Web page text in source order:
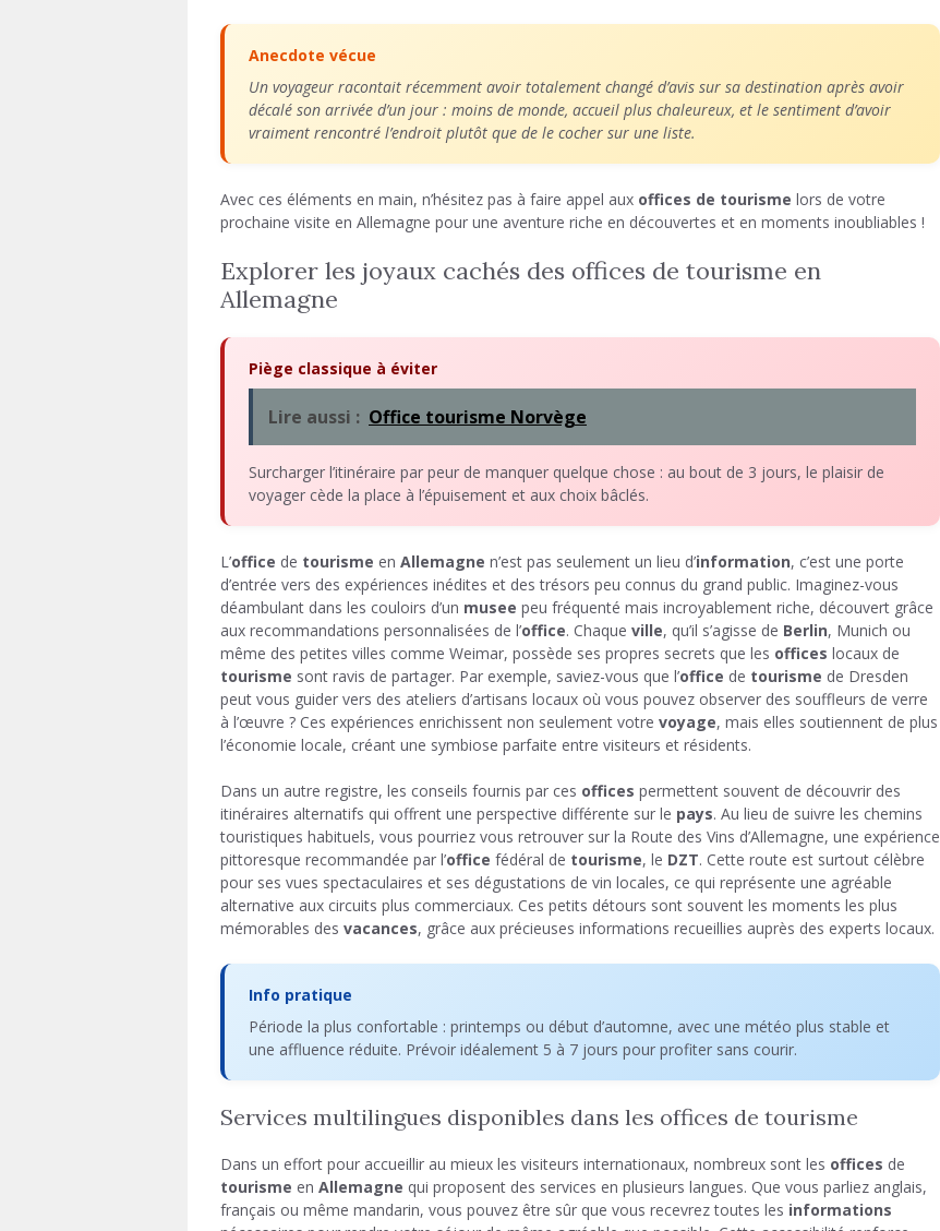
Anecdote vécue
Un voyageur racontait récemment avoir totalement changé d’avis sur sa destination après avoir
décalé son arrivée d’un jour : moins de monde, accueil plus chaleureux, et le sentiment d’avoir
vraiment rencontré l’endroit plutôt que de le cocher sur une liste.
Avec ces éléments en main, n’hésitez pas à faire appel aux offices de tourisme lors de votre
prochaine visite en Allemagne pour une aventure riche en découvertes et en moments inoubliables !
Explorer les joyaux cachés des offices de tourisme en
Allemagne
Piège classique à éviter
Lire aussi : Office tourisme Norvège
Surcharger l’itinéraire par peur de manquer quelque chose : au bout de 3 jours, le plaisir de
voyager cède la place à l’épuisement et aux choix bâclés.
L’office de tourisme en Allemagne n’est pas seulement un lieu d’information, c’est une porte
d’entrée vers des expériences inédites et des trésors peu connus du grand public. Imaginez-vous
déambulant dans les couloirs d’un musee peu fréquenté mais incroyablement riche, découvert grâce
aux recommandations personnalisées de l’office. Chaque ville, qu’il s’agisse de Berlin, Munich ou
même des petites villes comme Weimar, possède ses propres secrets que les offices locaux de
tourisme sont ravis de partager. Par exemple, saviez-vous que l’office de tourisme de Dresden
peut vous guider vers des ateliers d’artisans locaux où vous pouvez observer des souffleurs de verre
à l’œuvre ? Ces expériences enrichissent non seulement votre voyage, mais elles soutiennent de plus
l’économie locale, créant une symbiose parfaite entre visiteurs et résidents.
Dans un autre registre, les conseils fournis par ces offices permettent souvent de découvrir des
itinéraires alternatifs qui offrent une perspective différente sur le pays. Au lieu de suivre les chemins
touristiques habituels, vous pourriez vous retrouver sur la Route des Vins d’Allemagne, une expérience
pittoresque recommandée par l’office fédéral de tourisme, le DZT. Cette route est surtout célèbre
pour ses vues spectaculaires et ses dégustations de vin locales, ce qui représente une agréable
alternative aux circuits plus commerciaux. Ces petits détours sont souvent les moments les plus
mémorables des vacances, grâce aux précieuses informations recueillies auprès des experts locaux.
Info pratique
Période la plus confortable : printemps ou début d’automne, avec une météo plus stable et
une affluence réduite. Prévoir idéalement 5 à 7 jours pour profiter sans courir.
Services multilingues disponibles dans les offices de tourisme
Dans un effort pour accueillir au mieux les visiteurs internationaux, nombreux sont les offices de
tourisme en Allemagne qui proposent des services en plusieurs langues. Que vous parliez anglais,
français ou même mandarin, vous pouvez être sûr que vous recevrez toutes les informations